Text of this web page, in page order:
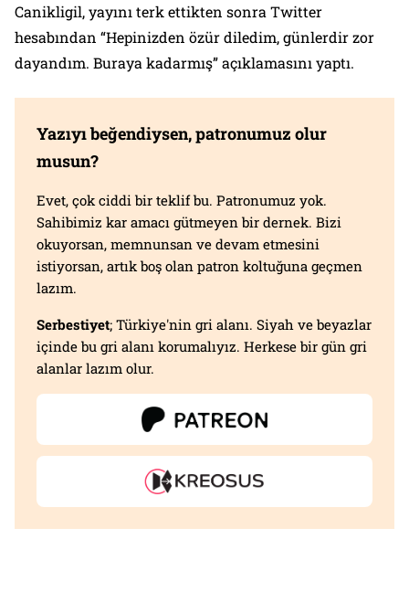
Canikligil, yayını terk ettikten sonra Twitter
hesabından “Hepinizden özür diledim, günlerdir zor
dayandım. Buraya kadarmış” açıklamasını yaptı.
Yazıyı beğendiysen, patronumuz olur
musun?
Evet, çok ciddi bir teklif bu. Patronumuz yok.
Sahibimiz kar amacı gütmeyen bir dernek. Bizi
okuyorsan, memnunsan ve devam etmesini
istiyorsan, artık boş olan patron koltuğuna geçmen
lazım.
Serbestiyet; Türkiye'nin gri alanı. Siyah ve beyazlar
içinde bu gri alanı korumalıyız. Herkese bir gün gri
alanlar lazım olur.